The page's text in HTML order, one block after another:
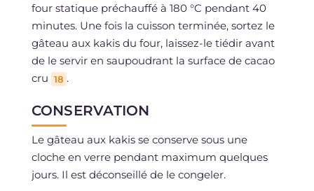
four statique préchauffé à 180 °C pendant 40
minutes. Une fois la cuisson terminée, sortez le
gâteau aux kakis du four, laissez-le tiédir avant
de le servir en saupoudrant la surface de cacao
cru 18 .
CONSERVATION
Le gâteau aux kakis se conserve sous une
cloche en verre pendant maximum quelques
jours. Il est déconseillé de le congeler.